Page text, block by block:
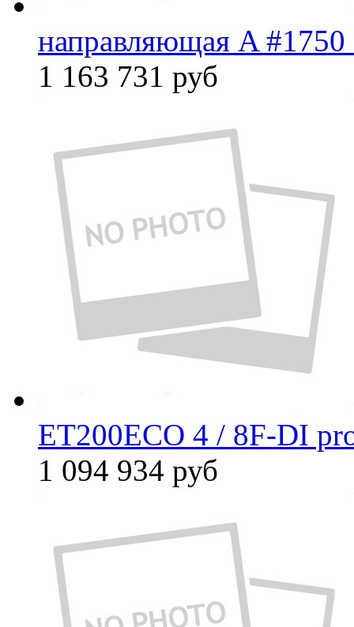
направляющая A
1 163 731 руб
ET200ECO 4 / 8F-DI
1 094 934 руб